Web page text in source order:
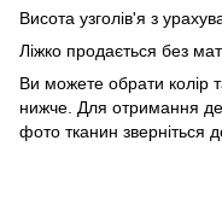
Висота узголів'я з
Ліжко продається без
Ви можете обрати колір
нижче. Для отримання
фото тканин зверніться